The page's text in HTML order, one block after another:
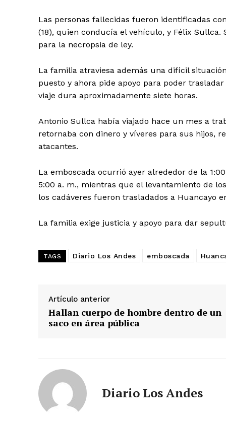
Las personas fallecidas fueron identificadas
(18), quien conducía el vehículo, y Félix
para la necropsia de ley.
La familia atraviesa además una difícil
puesto y ahora pide apoyo para poder
viaje dura aproximadamente siete horas.
Antonio Sullca había viajado hace un mes a
retornaba con dinero y víveres para sus hijos,
atacantes.
La emboscada ocurrió ayer alrededor de la
5:00 a. m., mientras que el levantamiento de
los cadáveres fueron trasladados a Huancayo
La familia exige justicia y apoyo para dar
TAGS Diario Los Andes emboscada
Artículo anterior
Hallan cuerpo de hombre dentro de un
saco en área pública
Diario Los Andes